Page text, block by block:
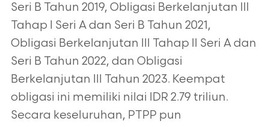
Seri B Tahun 2019, Obligasi Berkelanjutan III
Tahap I Seri A dan Seri B Tahun 2021,
Obligasi Berkelanjutan III Tahap II Seri A dan
Seri B Tahun 2022, dan Obligasi
Berkelanjutan III Tahun 2023. Keempat
obligasi ini memiliki nilai IDR 2.79 triliun.
Secara keseluruhan, PTPP pun